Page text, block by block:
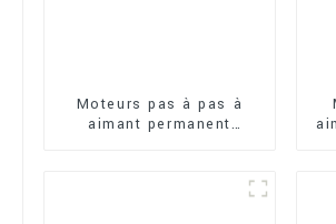
Moteurs pas à pas à
aimant permanent